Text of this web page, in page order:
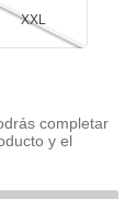
XXL
completar
y el